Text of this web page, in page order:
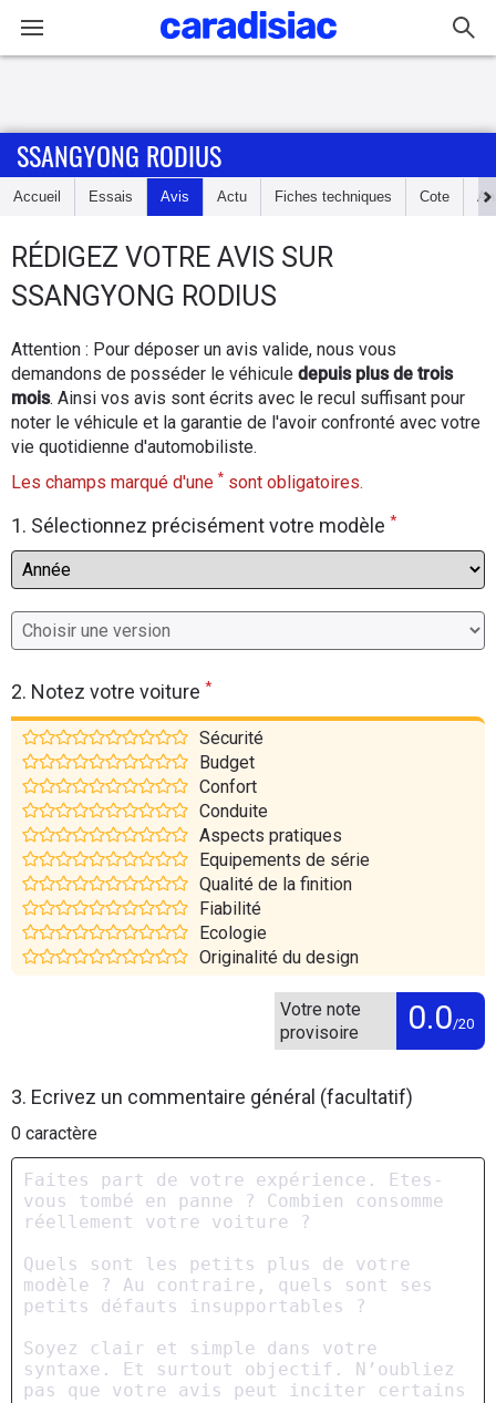
Accueil
Essais
d'achat
Electriques
Flottes
Auto
Moto
Marques
SSANGYONG RODIUS
Accueil Essais Avis Actu Fiches techniques Cote
RÉDIGEZ VOTRE AVIS SUR
SSANGYONG RODIUS
Attention : Pour déposer un avis valide, nous vous
demandons de posséder le véhicule depuis plus de trois
mois. Ainsi vos avis sont écrits avec le recul suffisant pour
noter le véhicule et la garantie de l'avoir confronté avec votre
vie quotidienne d'automobiliste.
Les champs marqué d'une * sont obligatoires.
1. Sélectionnez précisément votre modèle *
2. Notez votre voiture *
Sécurité
Budget
Confort
Conduite
Aspects pratiques
Equipements de série
Qualité de la finition
Fiabilité
Ecologie
Originalité du design
Votre note
provisoire
0.0/20
3. Ecrivez un commentaire général (facultatif)
0 caractère